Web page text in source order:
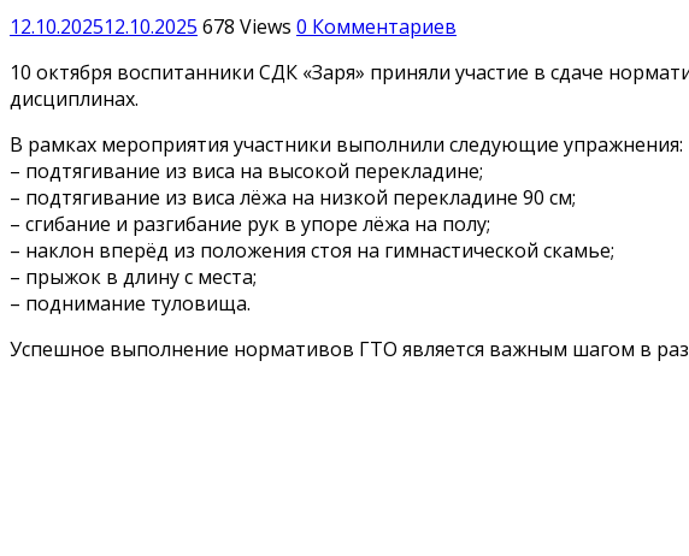
12.10.202512.10.2025 678 Views 0 Комментариев
10 октября воспитанники СДК «Заря» приняли участие в сдаче
дисциплинах.
В рамках мероприятия участники выполнили следующие упражнения:
– подтягивание из виса на высокой перекладине;
– подтягивание из виса лёжа на низкой перекладине 90 см;
– сгибание и разгибание рук в упоре лёжа на полу;
– наклон вперёд из положения стоя на гимнастической скамье;
– прыжок в длину с места;
– поднимание туловища.
Успешное выполнение нормативов ГТО является важным шагом в